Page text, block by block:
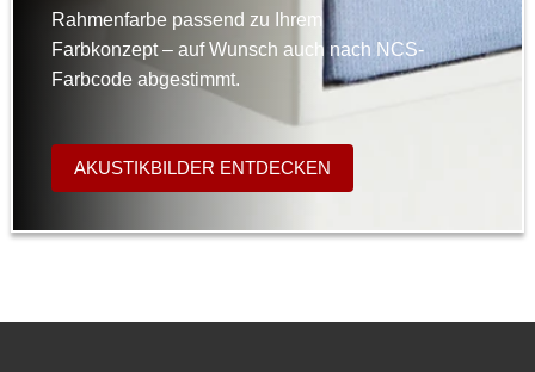
Rahmenfarbe passend zu Ihrem
Farbkonzept – auf Wunsch auch nach NCS-
Farbcode abgestimmt.
AKUSTIKBILDER ENTDECKEN